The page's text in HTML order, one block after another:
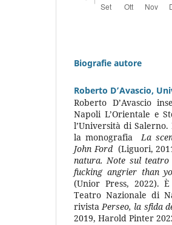
Biografie autore
Roberto D’Avascio,
Roberto D’Avascio
Napoli L’Orientale e
l’Università di
la monografia
La
John Ford (Liguori,
natura. Note sul teatro
fucking angrier than
(Unior Press, 2022).
Teatro Nazionale di
rivistaPerseo, la sfida
2019, Harold Pinter